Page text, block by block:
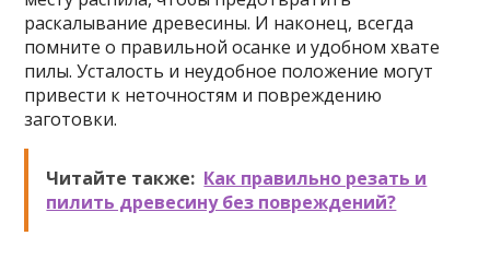
раскалывание древесины. И наконец, всегда
помните о правильной осанке и удобном хвате
пилы. Усталость и неудобное положение могут
привести к неточностям и повреждению
заготовки.
Читайте также: Как правильно резать и
пилить древесину без повреждений?